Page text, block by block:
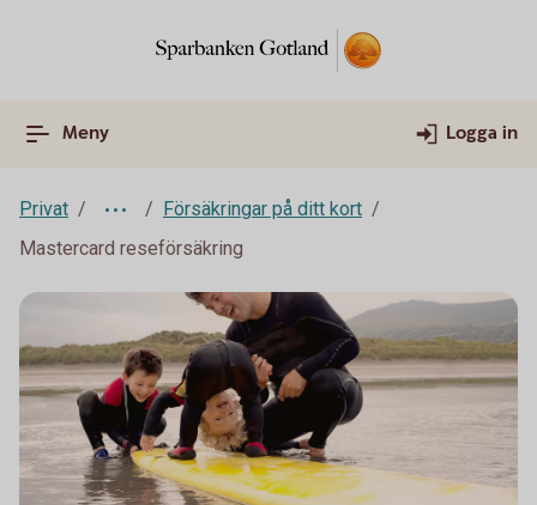
Meny Logga in
Privat
Försäkringar på ditt kort
Mastercard reseförsäkring